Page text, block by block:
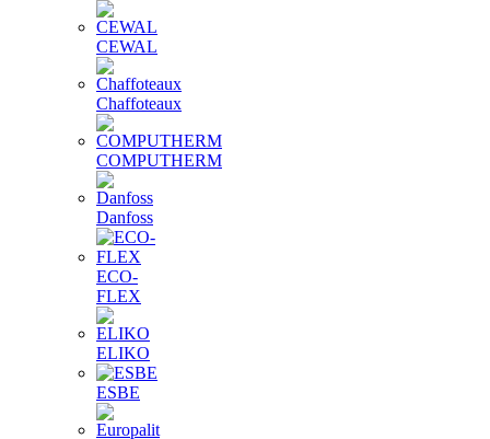
CEWAL
Chaffoteaux
COMPUTHERM
Danfoss
ECO-
FLEX
ELIKO
ESBE